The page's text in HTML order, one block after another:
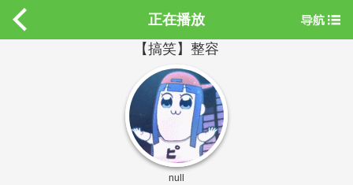
正在播放
【搞笑】整容
null